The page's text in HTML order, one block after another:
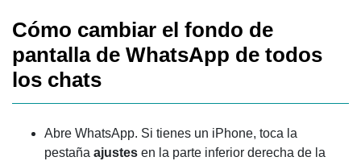
Cómo cambiar el fondo de
pantalla de WhatsApp de todos
los chats
Abre WhatsApp. Si tienes un iPhone, toca la
pestaña ajustes en la parte inferior derecha de la